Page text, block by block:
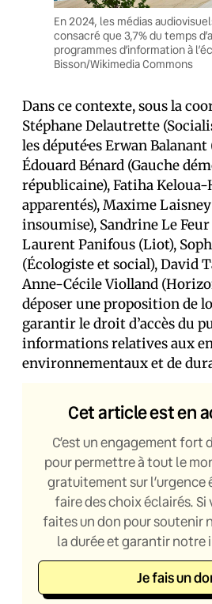
En 2024, les médias
consacré que 3,7% du temps
programmes d’information à
Bisson/Wikimedia Commons
Dans ce contexte, sous la
Stéphane Delautrette
les député·es Erwan
Édouard Bénard (Gauche
républicaine), Fatiha
apparentés), Maxime
insoumise), Sandrine Le Feur
Laurent Panifous (Liot),
(Écologiste et social), David
Anne-Cécile Violland
déposer une proposition de
garantir le droit d’accès du
informations relatives aux
environnementaux et de
Cet article est en
C’est un engagement fort
pour permettre à tout le
gratuitement sur l’urgence
faire des choix éclairés. Si
faites un don pour soutenir
la durée et garantir notre
Je fais un